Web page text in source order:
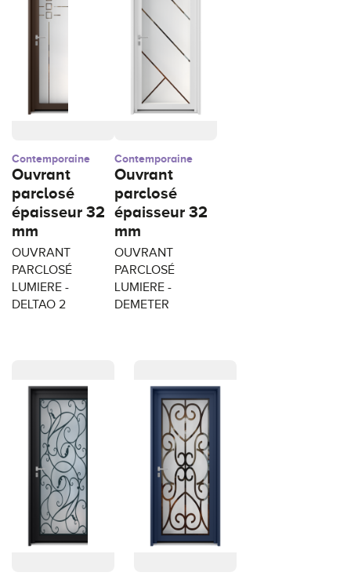
Contemporaine
Ouvrant
parclosé
épaisseur 32
mm
OUVRANT
PARCLOSÉ
LUMIERE -
DELTAO 2
Contemporaine
Ouvrant
parclosé
épaisseur 32
mm
OUVRANT
PARCLOSÉ
LUMIERE -
DEMETER